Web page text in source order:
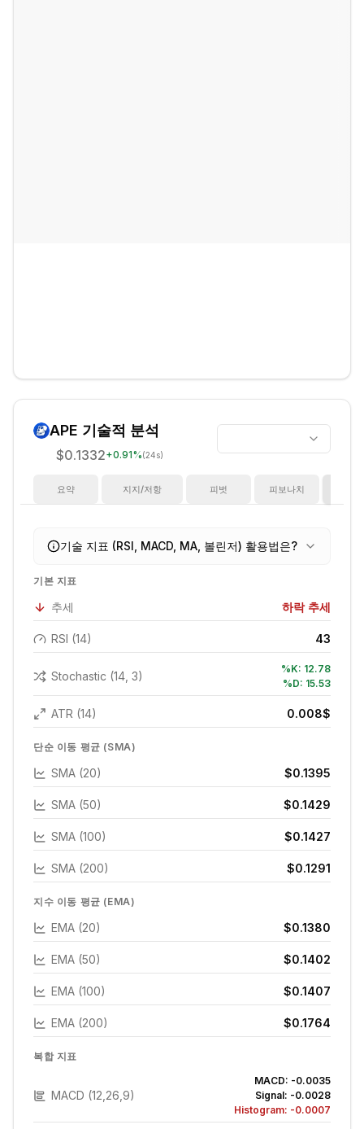
APE 기술적 분석
$0.1332+0.91%(24s)
요약 지지/저항 피벗 피보나치
기술 지표 (RSI, MACD, MA, 볼린저) 활용법은?
기본 지표
추세 하락 추세
RSI (14) 43
Stochastic (14, 3)
%K: 12.78
%D: 15.53
ATR (14) 0.008$
단순 이동 평균 (SMA)
SMA (20) $0.1395
SMA (50) $0.1429
SMA (100) $0.1427
SMA (200) $0.1291
지수 이동 평균 (EMA)
EMA (20) $0.1380
EMA (50) $0.1402
EMA (100) $0.1407
EMA (200) $0.1764
복합 지표
MACD (12,26,9)
MACD: -0.0035
Signal: -0.0028
Histogram: -0.0007